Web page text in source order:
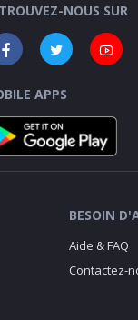
NOUS SUR
APPS
BESOIN
Aide & FAQ
Contactez-